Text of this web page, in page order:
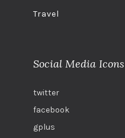
Travel
Social Media Icons
twitter
facebook
gplus